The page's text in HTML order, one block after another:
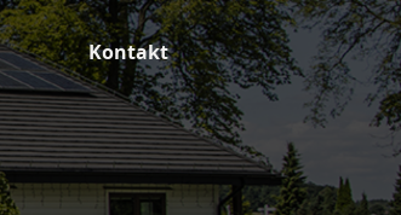
Kontakt